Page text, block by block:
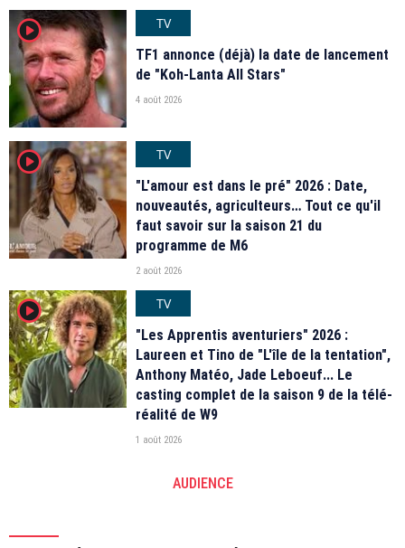
player2
TV
TF1 annonce (déjà) la date de lancement
de "Koh-Lanta All Stars"
4 août 2026
player2
TV
"L'amour est dans le pré" 2026 : Date,
nouveautés, agriculteurs… Tout ce qu'il
faut savoir sur la saison 21 du
programme de M6
2 août 2026
player2
TV
"Les Apprentis aventuriers" 2026 :
Laureen et Tino de "L'île de la tentation",
Anthony Matéo, Jade Leboeuf... Le
casting complet de la saison 9 de la télé-
réalité de W9
1 août 2026
AUDIENCE